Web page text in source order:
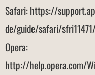
Safari: https://
de/guide/safari/
Opera:
http://help.opera.com/